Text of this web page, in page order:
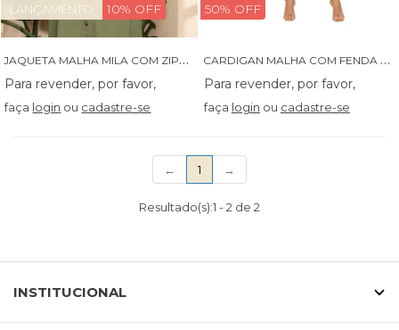
LANÇAMENTO 10% OFF
J
AQUETA MALHA MILA COM ZIPER E BOLSOS - 07029
faça login ou cadastre-se
50% OFF
C
ARDIGAN MALHA COM FENDA LATERAL
faça login ou cadastre-se
← 1 (current)
→
Resultado(s):1 -2 de 2
INSTITUCIONAL